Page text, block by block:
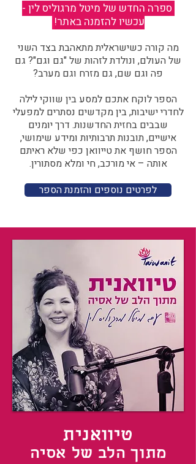
ספרה החדש של מיטל מרגוליס לין -
עכשיו להזמנה באתר!
מה קורה כשישראלית מתאהבת בצד השני
של העולם, ונולדת לזהות של "גם וגם"? גם
פה וגם שם, גם מזרח וגם מערב?​​
הספר לוקח אתכם למסע בין שווקי לילה
לחדרי ישיבות, בין מקדשים נסתרים למפעלי
שבבים בחזית החדשנות. דרך יומנים
אישיים, תובנות תרבותיות ומידע שימושי,
הספר חושף את טייוואן כפי שלא ראיתם
אותה – אי מורכב, חי ומלא מסתורין.
לפרטים נוספים והזמנת הספר
טיוואנית
מתוך הלב של אסיה